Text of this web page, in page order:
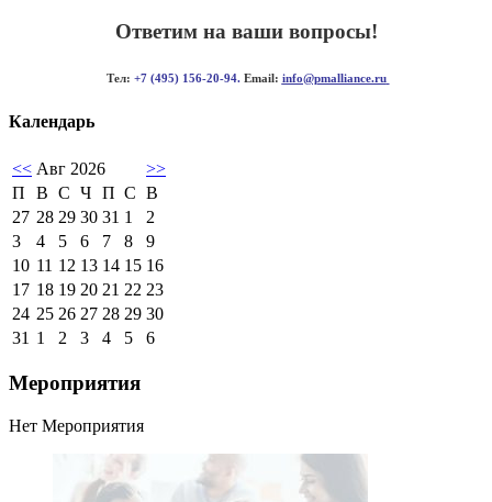
Ответим на ваши вопросы!
Тел: +7 (495) 156-20-94. Email: info@pmalliance.ru
Календарь
<< Авг 2026
>>
П
В С Ч П С В
27 28 29 30 31 1
2
3
4 5 6 7 8
9
10 11 12 13 14 15 16
17 18 19 20 21 22 23
24 25 26 27 28 29 30
31 1 2 3 4 5 6
Мероприятия
Нет Мероприятия